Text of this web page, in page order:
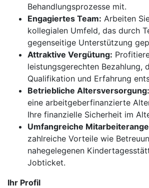
Behandlungsprozesse mit.
Engagiertes Team: Arbeiten
kollegialen Umfeld, das durch
gegenseitige Unterstützung
Attraktive Vergütung:
leistungsgerechten Bezahlung,
Qualifikation und Erfahrung
Betriebliche Altersversorgung:
eine arbeitgeberfinanzierte
Ihre finanzielle Sicherheit im
Umfangreiche
zahlreiche Vorteile wie
nahegelegenen
Jobticket.
Ihr Profil